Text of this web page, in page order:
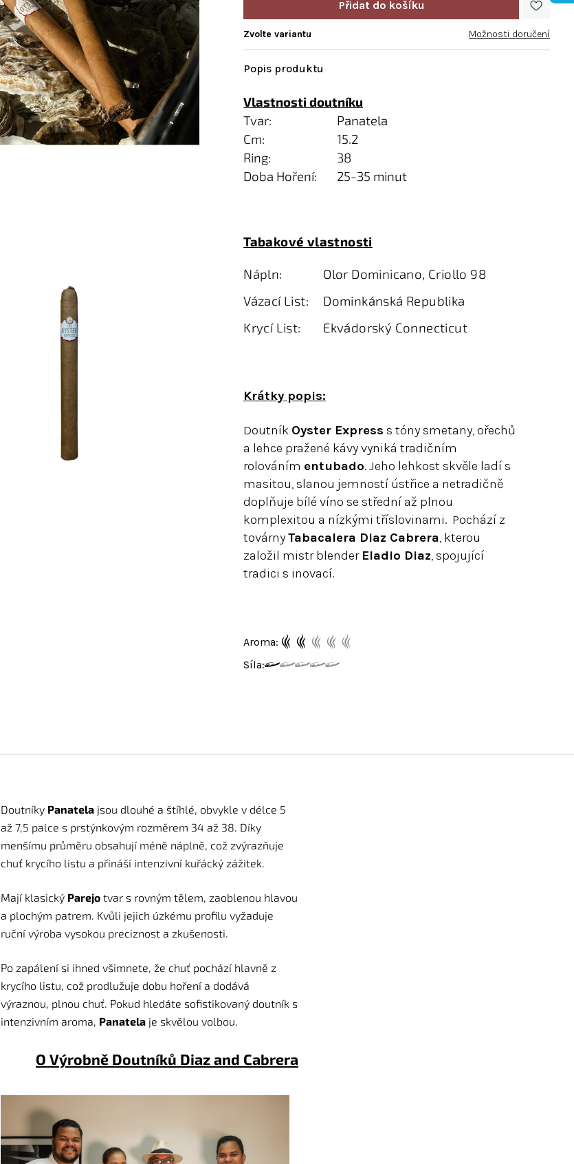
Vlastnosti doutníku
Tvar:
Panatela
Cm:
15.2
Ring:
38
Doba Hoření:
25-35 minut
Tabakové vlastnosti
Nápln:
Olor Dominicano, Criollo 98
Vázací List:
Dominkánská Republika
Krycí List:
Ekvádorský Connecticut
Krátky popis:
Doutník Oyster Express s tóny smetany, ořechů
a lehce pražené kávy vyniká tradičním
rolováním entubado. Jeho lehkost skvěle ladí s
masitou, slanou jemností ústřice a netradičně
doplňuje bílé víno se střední až plnou
komplexitou a nízkými tříslovinami. Pochází z
továrnyTabacalera Diaz Cabrera, kterou
založil mistr blender Eladio Diaz, spojující
tradici s inovací.
Aroma:
Síla:
Zvolte variantu Možnosti doručení
Doutníky Panatela jsou dlouhé a štíhlé, obvykle v délce 5
až 7,5 palce s prstýnkovým rozměrem 34 až 38. Díky
menšímu průměru obsahují méně náplně, což zvýrazňuje
chuť krycího listu a přináší intenzivní kuřácký zážitek.
Mají klasický Parejo tvar s rovným tělem, zaoblenou hlavou
a plochým patrem. Kvůli jejich úzkému profilu vyžaduje
ruční výroba vysokou preciznost a zkušenosti.
Po zapálení si ihned všimnete, že chuť pochází hlavně z
krycího listu, což prodlužuje dobu hoření a dodává
výraznou, plnou chuť. Pokud hledáte sofistikovaný doutník s
intenzivním aroma, Panatela je skvělou volbou.
O Výrobně Doutníků Diaz and Cabrera